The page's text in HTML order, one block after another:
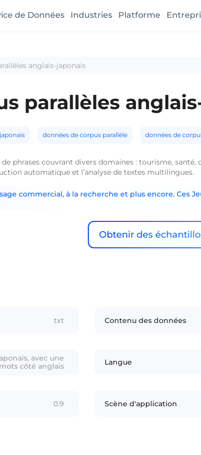
de Données Industries Platforme
anglais-japonais
parallèles
données de corpus parallèle données de
phrases couvrant divers domaines : tourisme,
automatique et l’analyse de textes multilingues.
commercial, à la recherche et plus encore. Ces
Obtenir des
txt Contenu des données
avec une
côté anglais
Langue
0.9 Scène d'application